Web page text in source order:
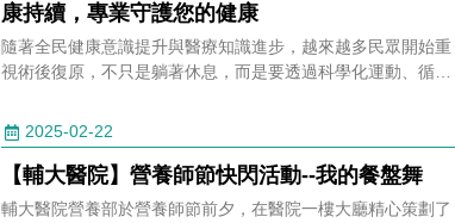
康持續，專業守護您的健康
隨著全民健康意識提升與醫療知識進步，越來越多民眾開始重
視術後復原，不只是躺著休息，而是要透過科學化運動、循序
運動員的專利，而是每一位想讓身體慢慢回到熟悉節奏、重新
走回生活步調的人都能接觸的資源。
2025-02-22
【輔大醫院】營養師節快閃活動--我的餐盤舞
輔大醫院營養部於營養師節前夕，在醫院一樓大廳精心策劃了